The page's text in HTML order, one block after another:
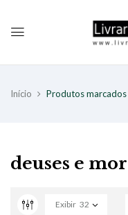
Início Produtos marcados
deuses e
Exibir 32